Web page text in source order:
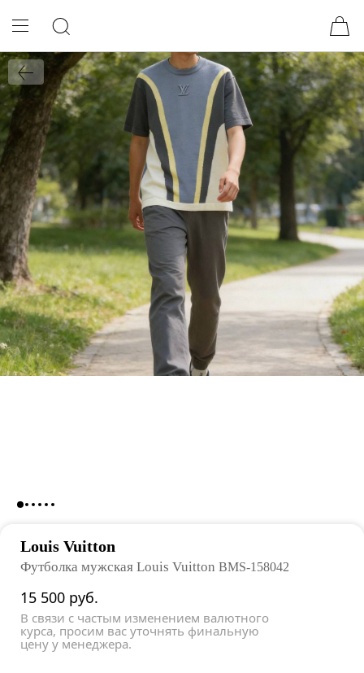
Louis Vuitton
Футболка мужская Louis Vuitton BMS-158042
15 500 руб.
В связи с частым изменением валютного
курса, просим вас уточнять финальную
цену у менеджера.